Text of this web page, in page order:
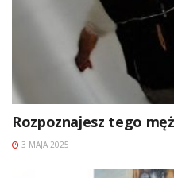
Rozpoznajesz tego
3 MAJA 2025